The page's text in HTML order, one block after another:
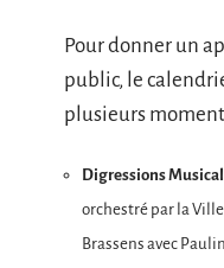
Pour donner un
public, le
plusieurs
Digressions
orchestré par la
Brassens avec